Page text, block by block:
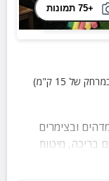
+75 תמונות
של 15 ק"מ)
ובצימרים
בריכה, מיטות